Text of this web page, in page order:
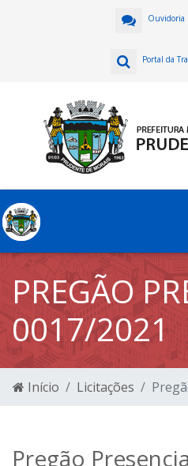
Ouvidoria
Portal da
PREGÃO
0017/2021
Início Licitações
Pregão